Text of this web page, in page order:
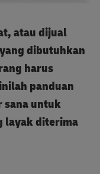
atau dijual
dibutuhkan
harus
panduan
sana untuk
layak diterima